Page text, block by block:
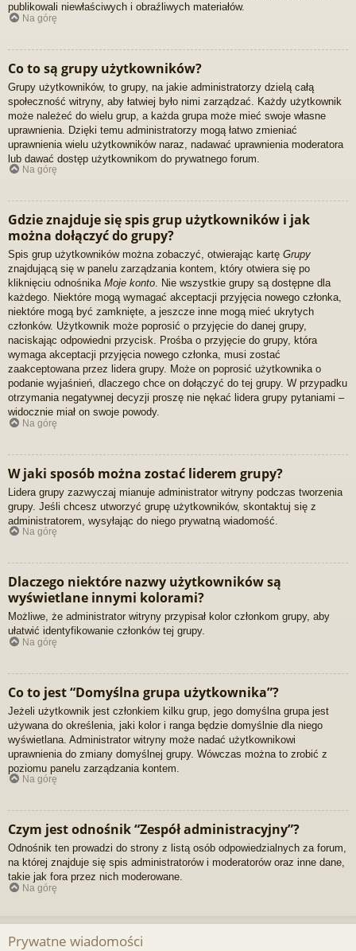
publikowali niewłaściwych i obraźliwych materiałów.
Na górę
Co to są grupy użytkowników?
Grupy użytkowników, to grupy, na jakie administratorzy dzielą całą
społeczność witryny, aby łatwiej było nimi zarządzać. Każdy użytkownik
może należeć do wielu grup, a każda grupa może mieć swoje własne
uprawnienia. Dzięki temu administratorzy mogą łatwo zmieniać
uprawnienia wielu użytkowników naraz, nadawać uprawnienia moderatora
lub dawać dostęp użytkownikom do prywatnego forum.
Na górę
Gdzie znajduje się spis grup użytkowników i jak
można dołączyć do grupy?
Spis grup użytkowników można zobaczyć, otwierając kartę Grupy
znajdującą się w panelu zarządzania kontem, który otwiera się po
kliknięciu odnośnika Moje konto. Nie wszystkie grupy są dostępne dla
każdego. Niektóre mogą wymagać akceptacji przyjęcia nowego członka,
niektóre mogą być zamknięte, a jeszcze inne mogą mieć ukrytych
członków. Użytkownik może poprosić o przyjęcie do danej grupy,
naciskając odpowiedni przycisk. Prośba o przyjęcie do grupy, która
wymaga akceptacji przyjęcia nowego członka, musi zostać
zaakceptowana przez lidera grupy. Może on poprosić użytkownika o
podanie wyjaśnień, dlaczego chce on dołączyć do tej grupy. W przypadku
otrzymania negatywnej decyzji proszę nie nękać lidera grupy pytaniami –
widocznie miał on swoje powody.
Na górę
W jaki sposób można zostać liderem grupy?
Lidera grupy zazwyczaj mianuje administrator witryny podczas tworzenia
grupy. Jeśli chcesz utworzyć grupę użytkowników, skontaktuj się z
administratorem, wysyłając do niego prywatną wiadomość.
Na górę
Dlaczego niektóre nazwy użytkowników są
wyświetlane innymi kolorami?
Możliwe, że administrator witryny przypisał kolor członkom grupy, aby
ułatwić identyfikowanie członków tej grupy.
Na górę
Co to jest “Domyślna grupa użytkownika”?
Jeżeli użytkownik jest członkiem kilku grup, jego domyślna grupa jest
używana do określenia, jaki kolor i ranga będzie domyślnie dla niego
wyświetlana. Administrator witryny może nadać użytkownikowi
uprawnienia do zmiany domyślnej grupy. Wówczas można to zrobić z
poziomu panelu zarządzania kontem.
Na górę
Czym jest odnośnik “Zespół administracyjny”?
Odnośnik ten prowadzi do strony z listą osób odpowiedzialnych za forum,
na której znajduje się spis administratorów i moderatorów oraz inne dane,
takie jak fora przez nich moderowane.
Na górę
Prywatne wiadomości